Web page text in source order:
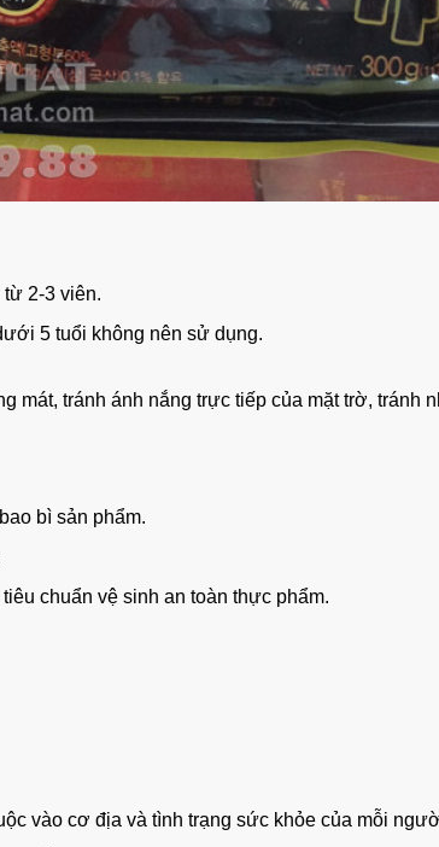
2-3 viên.
5 tuổi không nên sử dụng.
mát, tránh ánh nắng trực tiếp của mặt trờ, tránh
bì sản phẩm.
chuẩn vệ sinh an toàn thực phẩm.
vào cơ địa và tình trạng sức khỏe của mỗi